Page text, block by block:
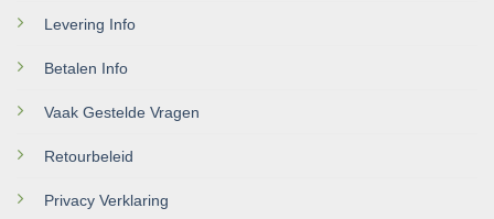
Levering Info
Betalen Info
Vaak Gestelde Vragen
Retourbeleid
Privacy Verklaring